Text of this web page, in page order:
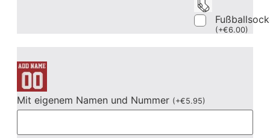
(+€6.00)
Mit eigenem Namen und Nummer (+€5.95)